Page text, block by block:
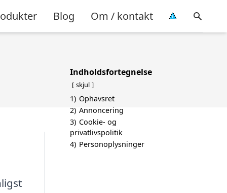
Blog Om / kontakt
Indholdsfortegnelse
skjul
1) Ophavsret
2) Annoncering
3) Cookie- og
privatlivspolitik
4) Personoplysninger